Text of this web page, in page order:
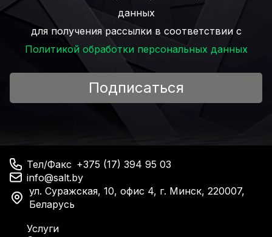
данных
для получения рассылки в соответствии с
Политикой обработки персональных данных
Подписаться
Тел/Факс +375 (17) 394 95 03
info@salt.by
ул. Суражская, 10, офис 4, г. Минск, 220007,
Беларусь
Услуги